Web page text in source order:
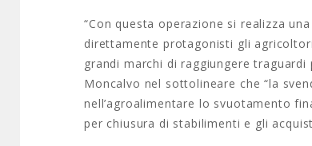
“Con questa operazione si realizza
direttamente protagonisti gli
grandi marchi di raggiungere
Moncalvo nel sottolineare che “la
nell’agroalimentare lo svuotamento
per chiusura di stabilimenti e gli